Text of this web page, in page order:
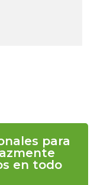
para
en todo